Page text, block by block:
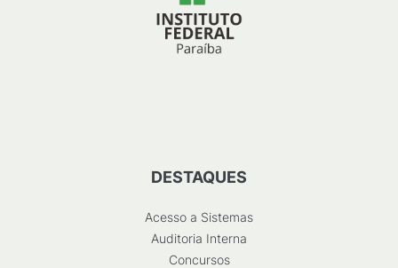
DESTAQUES
Acesso a Sistemas
Auditoria Interna
Concursos